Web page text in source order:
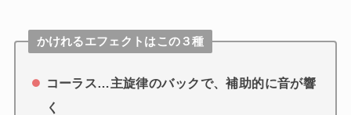
かけれるエフェクトはこの３種
コーラス…主旋律のバックで、補助的に音が響
く